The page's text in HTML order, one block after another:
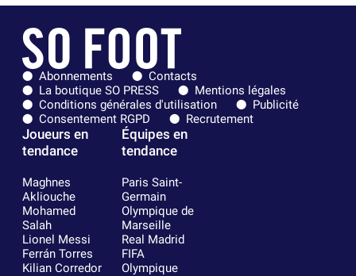
Abonnements
Contacts
La boutique SO PRESS
Mentions légales
Conditions générales d'utilisation
Publicité
Consentement RGPD
Recrutement
Joueurs en
tendance
Maghnes
Akliouche
Mohamed
Salah
Lionel Messi
Ferrán Torres
Kilian Corredor
Équipes en
tendance
Paris Saint-
Germain
Olympique de
Marseille
Real Madrid
FIFA
Olympique